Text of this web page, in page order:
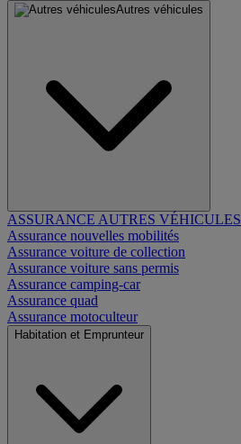
Autres véhicules
ASSURANCE AUTRES VÉHICULES
Assurance nouvelles mobilités
Assurance voiture de collection
Assurance voiture sans permis
Assurance camping-car
Assurance quad
Assurance motoculteur
Habitation et Emprunteur